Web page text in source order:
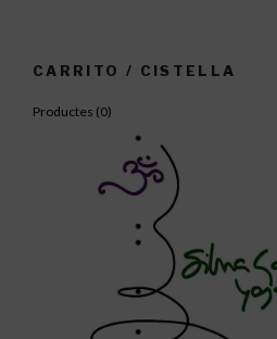
CARRITO / CISTELLA
Productes (0)